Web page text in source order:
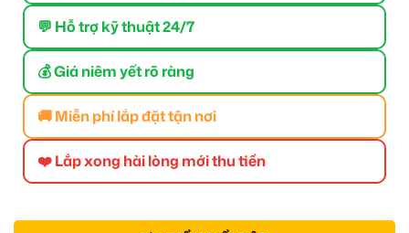
💬 Hỗ trợ kỹ thuật 24/7
💰 Giá niêm yết rõ ràng
🚚 Miễn phí lắp đặt tận nơi
❤️ Lắp xong hài lòng mới thu tiền